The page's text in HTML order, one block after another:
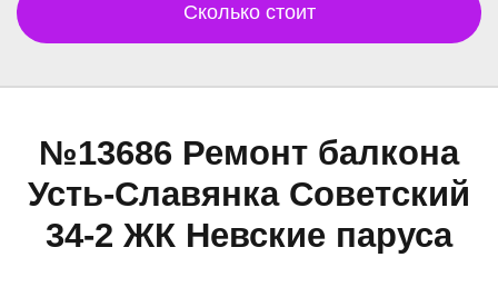
Сколько стоит
№13686 Ремонт балкона
Усть-Славянка Советский
34-2 ЖК Невские паруса